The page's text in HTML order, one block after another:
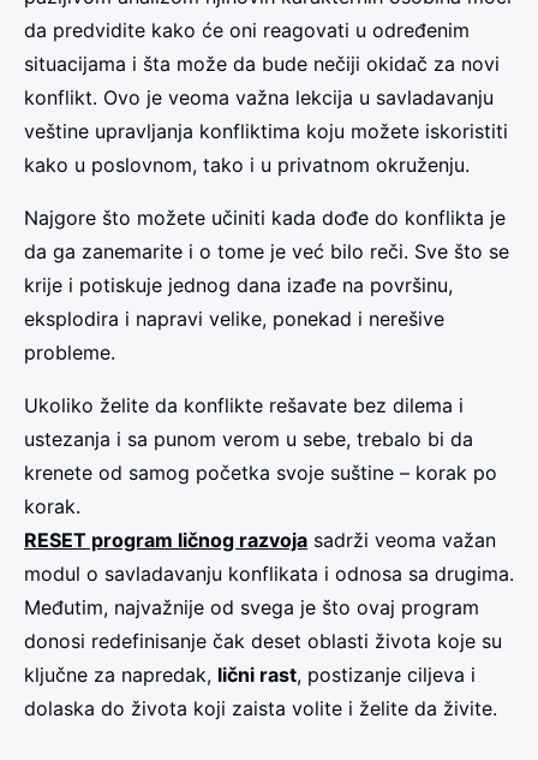
da predvidite kako će oni reagovati u određenim
situacijama i šta može da bude nečiji okidač za novi
konflikt. Ovo je veoma važna lekcija u savladavanju
veštine upravljanja konfliktima koju možete iskoristiti
kako u poslovnom, tako i u privatnom okruženju.
Najgore što možete učiniti kada dođe do konflikta je
da ga zanemarite i o tome je već bilo reči. Sve što se
krije i potiskuje jednog dana izađe na površinu,
eksplodira i napravi velike, ponekad i nerešive
probleme.
Ukoliko želite da konflikte rešavate bez dilema i
ustezanja i sa punom verom u sebe, trebalo bi da
krenete od samog početka svoje suštine – korak po
korak.
RESET program ličnog razvoja sadrži veoma važan
modul o savladavanju konflikata i odnosa sa drugima.
Međutim, najvažnije od svega je što ovaj program
donosi redefinisanje čak deset oblasti života koje su
ključne za napredak, lični rast, postizanje ciljeva i
dolaska do života koji zaista volite i želite da živite.